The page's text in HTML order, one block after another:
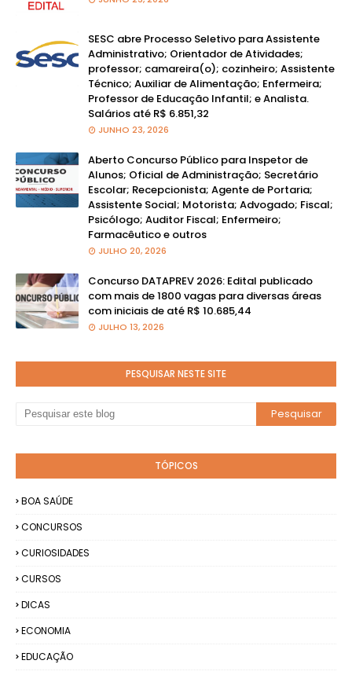
SESC abre Processo Seletivo para Assistente
Administrativo; Orientador de Atividades;
professor; camareira(o); cozinheiro; Assistente
Técnico; Auxiliar de Alimentação; Enfermeira;
Professor de Educação Infantil; e Analista.
Salários até R$ 6.851,32
JUNHO 23, 2026
Aberto Concurso Público para Inspetor de
Alunos; Oficial de Administração; Secretário
Escolar; Recepcionista; Agente de Portaria;
Assistente Social; Motorista; Advogado; Fiscal;
Psicólogo; Auditor Fiscal; Enfermeiro;
Farmacêutico e outros
JULHO 20, 2026
Concurso DATAPREV 2026: Edital publicado
com mais de 1800 vagas para diversas áreas
com iniciais de até R$ 10.685,44
JULHO 13, 2026
PESQUISAR NESTE SITE
TÓPICOS
BOA SAÚDE
CONCURSOS
CURIOSIDADES
CURSOS
DICAS
ECONOMIA
EDUCAÇÃO